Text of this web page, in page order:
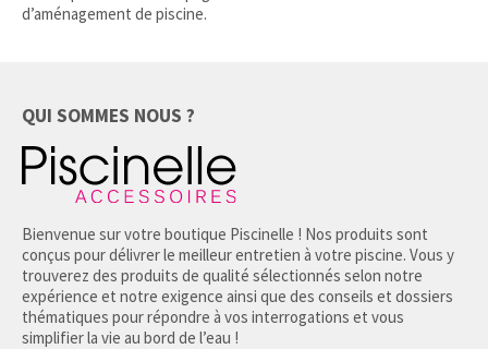
d’aménagement de piscine.
QUI SOMMES NOUS ?
Bienvenue sur votre boutique Piscinelle ! Nos produits sont
conçus pour délivrer le meilleur entretien à votre piscine. Vous y
trouverez des produits de qualité sélectionnés selon notre
expérience et notre exigence ainsi que des conseils et dossiers
thématiques pour répondre à vos interrogations et vous
simplifier la vie au bord de l’eau !